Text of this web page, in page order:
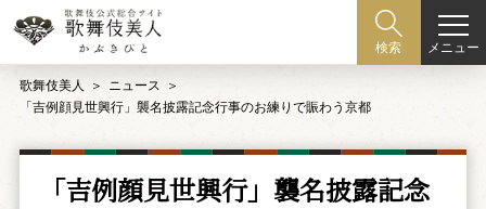
検索 メニュー
歌舞伎美人
ニュース
「吉例顔見世興行」襲名披露記念行事のお練りで賑わう京都
「吉例顔見世興行」襲名披露記念